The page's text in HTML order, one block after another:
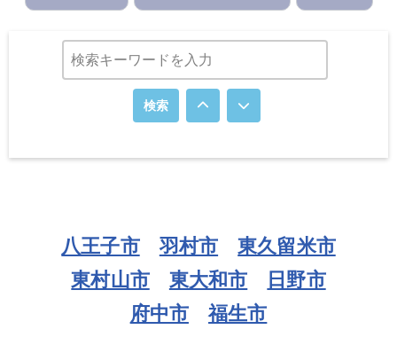
検索
八王子市 羽村市
東久留米市
東村山市
東大和市
日野市
府中市
福生市